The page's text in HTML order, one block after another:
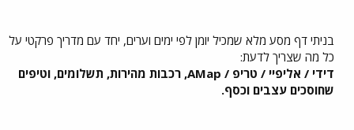
בניתי דף מסע מלא שמכיל יומן לפי ימים וערים, יחד עם מדריך פרקטי על
כל מה שצריך לדעת:
דידי / אליפיי / טריפ / AMap, רכבות מהירות, תשלומים, וטיפים
שחוסכים עצבים וכסף.